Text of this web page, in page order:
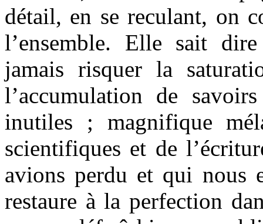
détail, en se reculant, on
l’ensemble. Elle sait
jamais risquer la
l’accumulation de
inutiles ; magnifique
scientifiques et de
avions perdu et qui nous
restaure à la perfection